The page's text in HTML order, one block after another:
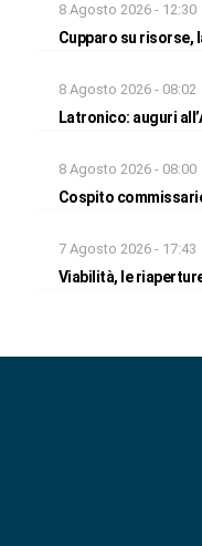
8 Agosto 2026 - 12:30
Cupparo su risorse,
8 Agosto 2026 - 08:02
Latronico: auguri
8 Agosto 2026 - 08:00
Cospito
7 Agosto 2026 - 17:43
Viabilità, le